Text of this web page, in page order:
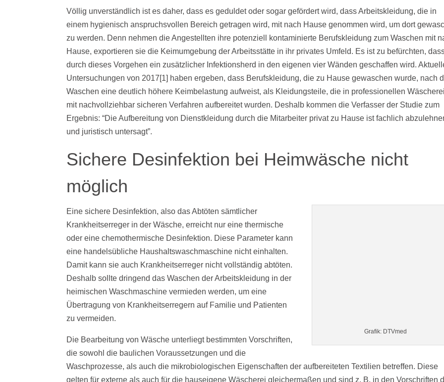
Völlig unverständlich ist es daher, dass es geduldet oder sogar gefördert wird, dass Arbeitskleidung, die in
einem hygienisch anspruchsvollen Bereich getragen wird, mit nach Hause genommen wird, um dort
zu werden. Denn nehmen die Angestellten ihre potenziell kontaminierte Berufskleidung zum Waschen mit
Hause, exportieren sie die Keimumgebung der Arbeitsstätte in ihr privates Umfeld. Es ist zu befürchten,
durch dieses Vorgehen ein zusätzlicher Infektionsherd in den eigenen vier Wänden geschaffen wird.
Untersuchungen von 2017[1] haben ergeben, dass Berufskleidung, die zu Hause gewaschen wurde, nach
Waschen eine deutlich höhere Keimbelastung aufweist, als Kleidungsteile, die in professionellen
mit nachvollziehbar sicheren Verfahren aufbereitet wurden. Deshalb kommen die Verfasser der Studie zum
Ergebnis: “Die Aufbereitung von Dienstkleidung durch die Mitarbeiter privat zu Hause ist fachlich
und juristisch untersagt”.
Sichere Desinfektion bei Heimwäsche nicht
möglich
Grafik: DTVmed
Eine sichere Desinfektion, also das Abtöten sämtlicher
Krankheitserreger in der Wäsche, erreicht nur eine thermische
oder eine chemothermische Desinfektion. Diese Parameter kann
eine handelsübliche Haushaltswaschmaschine nicht einhalten.
Damit kann sie auch Krankheitserreger nicht vollständig abtöten.
Deshalb sollte dringend das Waschen der Arbeitskleidung in der
heimischen Waschmaschine vermieden werden, um eine
Übertragung von Krankheitserregern auf Familie und Patienten
zu vermeiden.
Die Bearbeitung von Wäsche unterliegt bestimmten Vorschriften,
die sowohl die baulichen Voraussetzungen und die
Waschprozesse, als auch die mikrobiologischen Eigenschaften der aufbereiteten Textilien betreffen. Diese
gelten für externe als auch für die hauseigene Wäscherei gleichermaßen und sind z. B. in den Vorschriften